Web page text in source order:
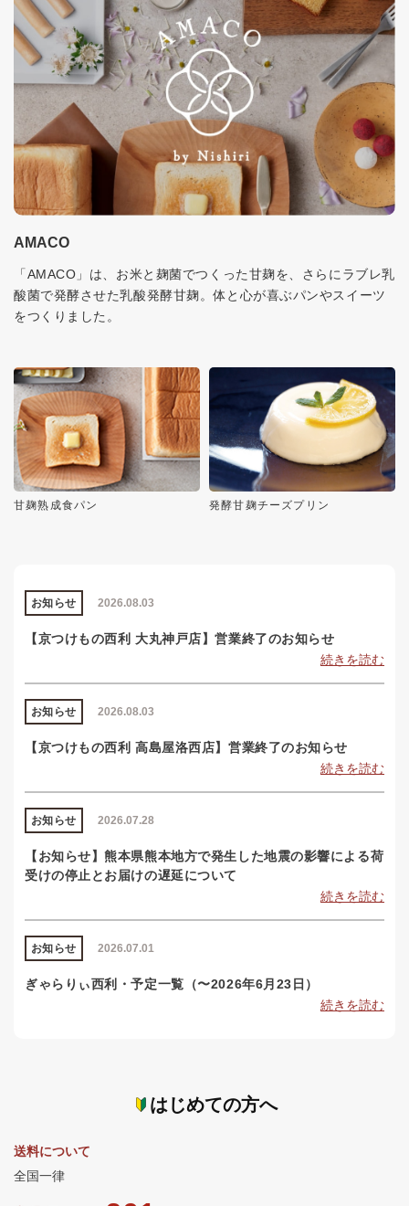
AMACO
「AMACO」は、お米と麹菌でつくった甘麹を、さらにラブレ乳
酸菌で発酵させた乳酸発酵甘麹。体と心が喜ぶパンやスイーツ
をつくりました。
甘麹熟成食パン 発酵甘麹チーズプリン
2026.08.03
お知らせ
【京つけもの西利 大丸神戸店】営業終了のお知らせ
続きを読む
2026.08.03
お知らせ
【京つけもの西利 高島屋洛西店】営業終了のお知らせ
続きを読む
2026.07.28
お知らせ
【お知らせ】熊本県熊本地方で発生した地震の影響による荷
受けの停止とお届けの遅延について
続きを読む
2026.07.01
お知らせ
ぎゃらりぃ西利・予定一覧（〜2026年6月23日）
続きを読む
はじめての方へ
送料について
全国一律